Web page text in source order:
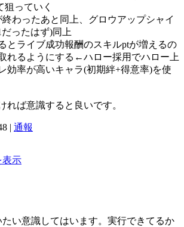
狙っていく
わったあと同上、グロウアップシャイ
だったはず)同上
とライブ成功報酬のスキルptが増えるの
れるようにする←ハロー採用でハロー上
効率が高いキャラ(初期絆+得意率)を使
れば意識すると良いです。
| 通報
表示
たい意識してはいます。実行できてるか